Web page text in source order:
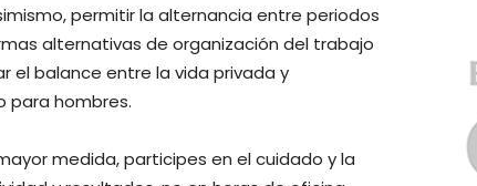
permitir la alternancia entre periodos
alternativas de organización del trabajo
el balance entre la vida privada y
para hombres.
medida, participes en el cuidado y la